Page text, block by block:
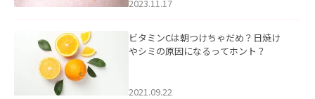
2023.11.17
ビタミンCは朝つけちゃだめ？日焼け
やシミの原因になるってホント？
2021.09.22